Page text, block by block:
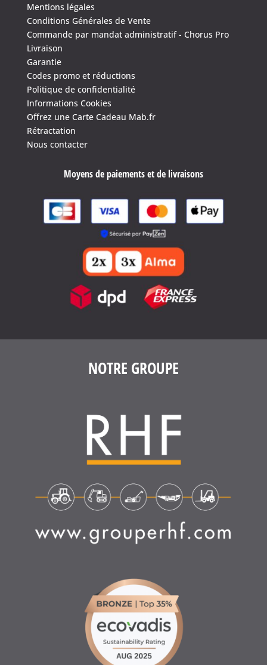
4.6/5(1635 avis)
Mentions légales
Conditions Générales de Vente
Commande par mandat administratif - Chorus Pro
Livraison
Garantie
Codes promo et réductions
Politique de confidentialité
Informations Cookies
Offrez une Carte Cadeau Mab.fr
Rétractation
Nous contacter
Moyens de paiements et de livraisons
NOTRE GROUPE